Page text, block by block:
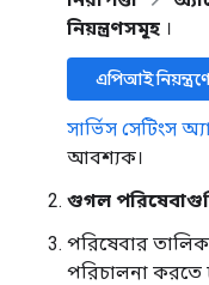
নিয়ন্ত্রণসমূহ ।
এপিআই
সার্ভিস সেটিংস
আবশ্যক।
গুগল
পরিষেবার
পরিচালনা করতে